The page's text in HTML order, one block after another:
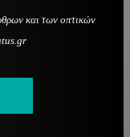
και των οπτικών